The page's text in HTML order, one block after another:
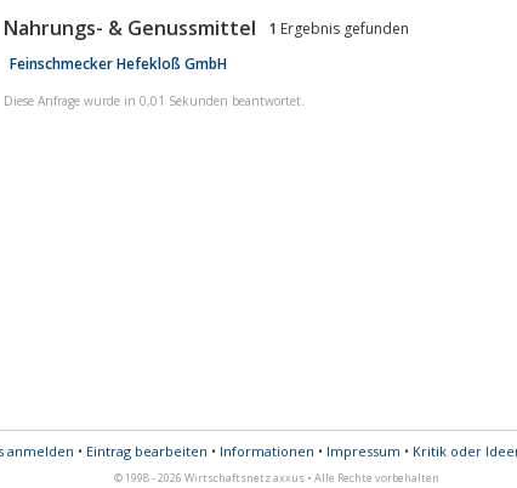
Nahrungs- & Genussmittel 1 Ergebnis gefunden
Feinschmecker Hefekloß GmbH
Diese Anfrage wurde in 0,01 Sekunden beantwortet.
anmelden • Eintrag bearbeiten • Informationen • Impressum • Kritik oder
© 1998 - 2026 Wirtschaftsnetz axxus • Alle Rechte vorbehalten